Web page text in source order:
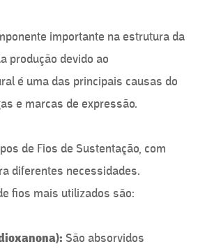
importante na estrutura da
produção devido ao
é uma das principais causas do
e marcas de expressão.
de Fios de Sustentação, com
diferentes necessidades.
fios mais utilizados são:
São absorvidos